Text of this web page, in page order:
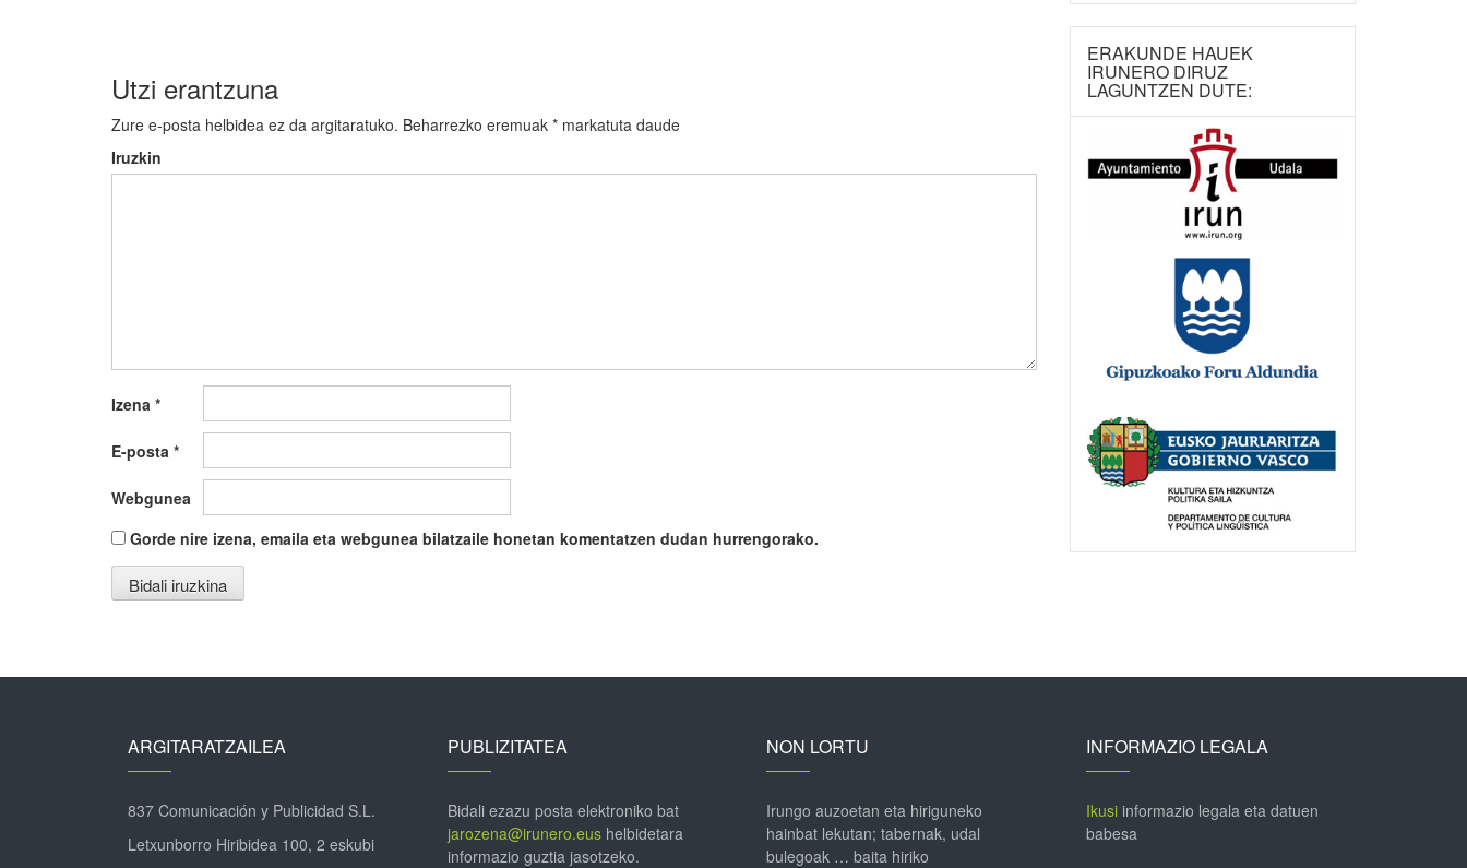
Utzi erantzuna
Zure e-posta helbidea ez da argitaratuko. Beharrezko eremuak * markatuta daude
Iruzkin
Izena *
E-posta *
Webgunea
Gorde nire izena, emaila eta webgunea bilatzaile honetan komentatzen dudan hurrengorako.
ERAKUNDE HAUEK
IRUNERO DIRUZ
LAGUNTZEN DUTE:
ARGITARATZAILEA
837 Comunicación y Publicidad S.L.
Letxunborro Hiribidea 100, 2 eskubi
PUBLIZITATEA
Bidali ezazu posta elektroniko bat
jarozena@irunero.eushelbidetara
informazio guztia jasotzeko.
NON LORTU
Irungo auzoetan eta hiriguneko
hainbat lekutan; tabernak, udal
bulegoak … baita hiriko
INFORMAZIO LEGALA
Ikusiinformazio legala eta datuen
babesa